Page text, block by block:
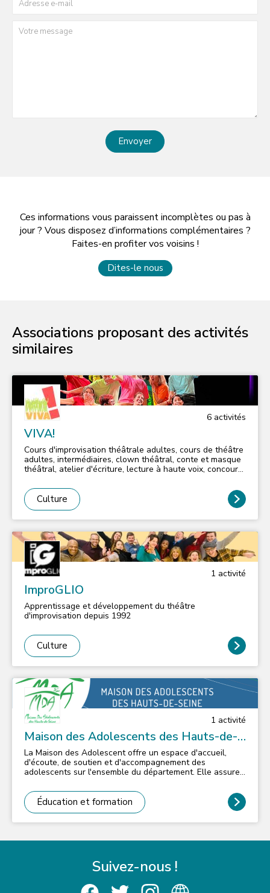
Envoyer
Ces informations vous paraissent incomplètes ou pas à
jour ? Vous disposez d’informations complémentaires ?
Faites-en profiter vos voisins !
Dites-le nous
Associations proposant des activités
similaires
6 activités
VIVA!
Cours d'improvisation théâtrale adultes, cours de théâtre
adultes, intermédiaires, clown théâtral, conte et masque
théâtral, atelier d'écriture, lecture à haute voix, concours
gérée par des bénévoles, favorise des valeurs d'écoute,
de respect, de partage et de bienveillance, dans un cadre
intergénérationnel.
Culture
1 activité
ImproGLIO
Apprentissage et développement du théâtre
d'improvisation depuis 1992
Culture
1 activité
Maison des Adolescents des Hauts-de-
Seine
La Maison des Adolescent offre un espace d'accueil,
d'écoute, de soutien et d'accompagnement des
adolescents sur l'ensemble du département. Elle assure
et apporte un soutien et une expertise aux
professionnels intervenant dans le champ de
l'adolescence. La Maison des Adolescents des Hauts-de-
Seine propose aux jeunes âgés de 11 à 21 ans, et à leur
confidentiels, gratuits et anonymes. Nous vous recevons
MDA92 vous accueille à La Garenne-Colombes et à Issy-
Éducation et formation
Suivez-nous !